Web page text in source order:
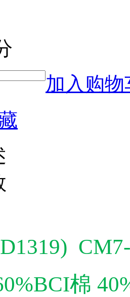
加入购物
棉